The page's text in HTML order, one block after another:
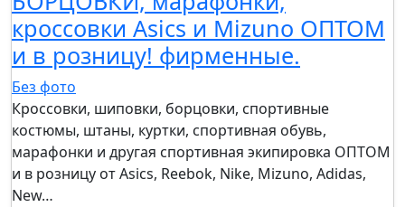
кроссовки Asics и Mizuno ОПТОМ
и в розницу! фирменные.
Без фото
Кроссовки, шиповки, борцовки, спортивные
костюмы, штаны, куртки, спортивная обувь,
марафонки и другая спортивная экипировка ОПТОМ
и в розницу от Asics, Reebok, Nike, Mizuno, Adidas,
New…